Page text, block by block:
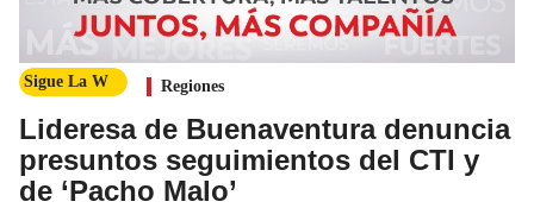
Sigue La W Regiones
Lideresa de Buenaventura denuncia
presuntos seguimientos del CTI y
de ‘Pacho Malo’